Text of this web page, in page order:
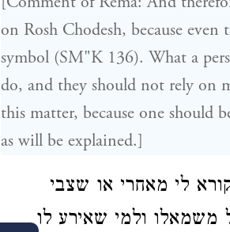
on Rosh Chodesh, because
symbol (SM"K 136). What a
do, and they should not rely on
this matter, because one should
as will be explained.]
לי מאחרי או שצבי
משמאלו ולמי שאירע לו